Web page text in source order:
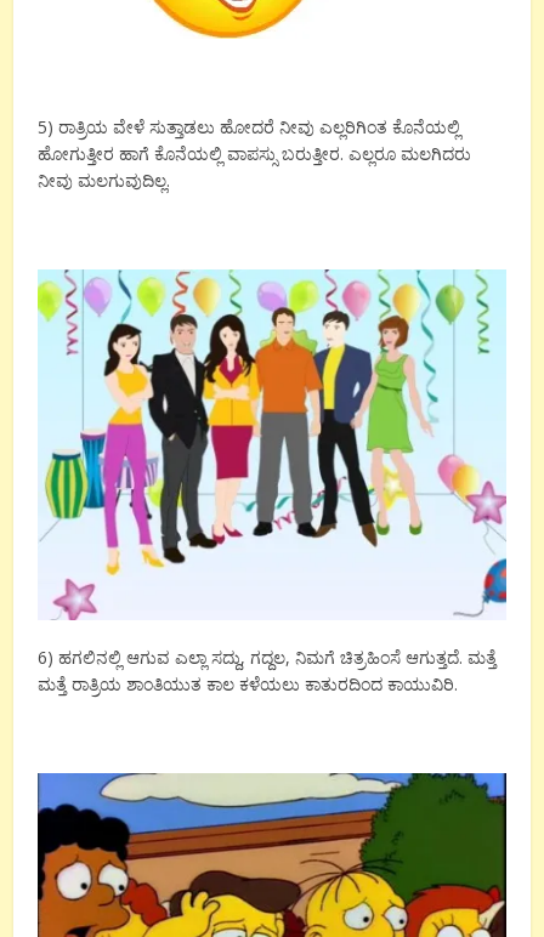
5) ರಾತ್ರಿಯ ವೇಳೆ ಸುತ್ತಾಡಲು ಹೋದರೆ ನೀವು ಎಲ್ಲರಿಗಿಂತ ಕೊನೆಯಲ್ಲಿ
ಹೋಗುತ್ತೀರ ಹಾಗೆ ಕೊನೆಯಲ್ಲಿ ವಾಪಸ್ಸು ಬರುತ್ತೀರ. ಎಲ್ಲರೂ ಮಲಗಿದರು
ನೀವು ಮಲಗುವುದಿಲ್ಲ.
6) ಹಗಲಿನಲ್ಲಿ ಆಗುವ ಎಲ್ಲಾ ಸದ್ದು, ಗದ್ದಲ, ನಿಮಗೆ ಚಿತ್ರಹಿಂಸೆ ಆಗುತ್ತದೆ. ಮತ್ತೆ
ಮತ್ತೆ ರಾತ್ರಿಯ ಶಾಂತಿಯುತ ಕಾಲ ಕಳೆಯಲು ಕಾತುರದಿಂದ ಕಾಯುವಿರಿ.